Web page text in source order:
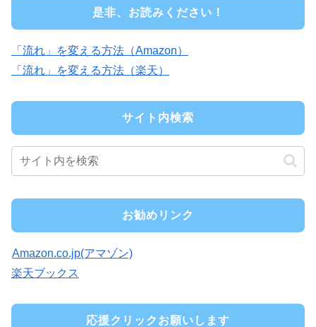
是非、お読みください！
「流れ」を変える方法（Amazon）
「流れ」を変える方法（楽天）
サイト内検索
お勧めリンク
Amazon.co.jp(アマゾン)
楽天ブックス
応援クリックお願いします